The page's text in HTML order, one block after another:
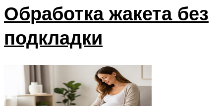
Обработка жакета без
подкладки